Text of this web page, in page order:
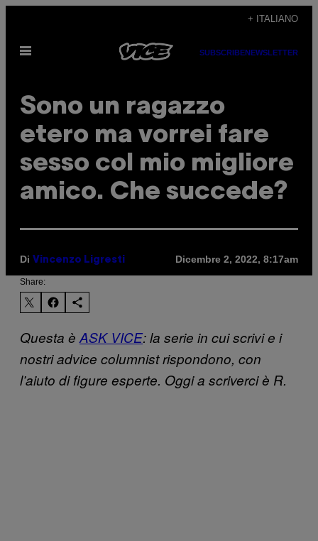
contenuto
+ ITALIANO
Apri
SUBSCRIBENEWSLETTER
Sono un ragazzo
etero ma vorrei fare
sesso col mio migliore
amico. Che succede?
Di Vincenzo Ligresti Dicembre 2, 2022, 8:17am
Share:
Questa è ASK VICE: la serie in cui scrivi e i
nostri advice columnist rispondono, con
l’aiuto di figure esperte. Oggi a scriverci è R.